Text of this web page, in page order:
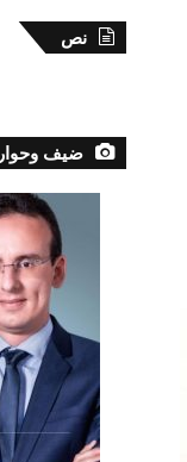
نص
ضيف وحوار